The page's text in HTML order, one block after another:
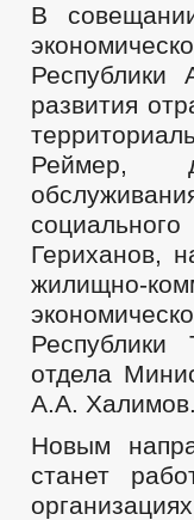
В
Республики
развития
Реймер,
Гериханов,
жилищно-
отдела
А.А. Халимов.
Новым
станет